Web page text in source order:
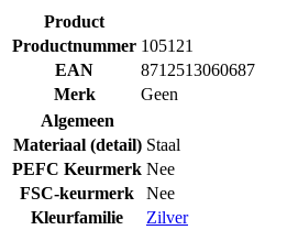
Product
Productnummer 105121
EAN
8712513060687
Merk
Geen
Algemeen
Materiaal (detail) Staal
PEFC Keurmerk Nee
FSC-keurmerk
Nee
Kleurfamilie
Zilver